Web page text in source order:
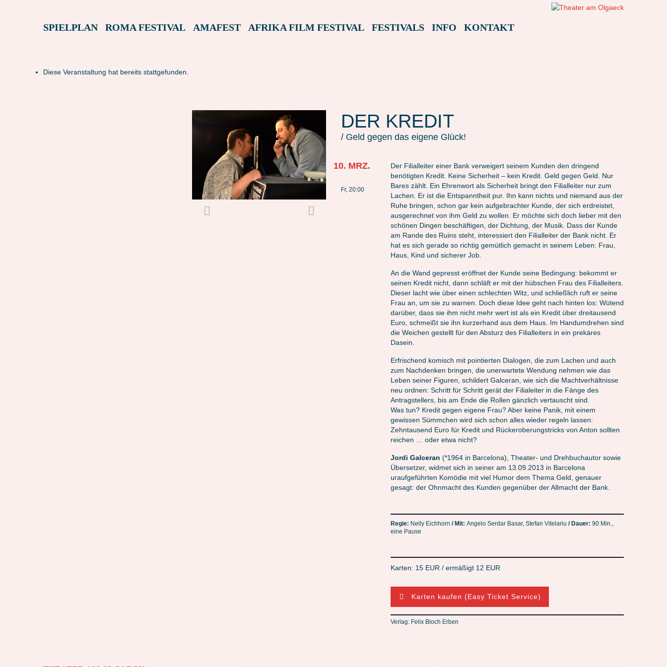
SPIELPLAN ROMA FESTIVAL AMAFEST AFRIKA FILM FESTIVAL FESTIVALS INFO KONTAKT
Diese Veranstaltung hat bereits stattgefunden.
DER KREDIT
/ Geld gegen das eigene Glück!
10. MRZ.
Fr, 20:00
Der Filialleiter einer Bank verweigert seinem Kunden den dringend
benötigten Kredit. Keine Sicherheit – kein Kredit. Geld gegen Geld. Nur
Bares zählt. Ein Ehrenwort als Sicherheit bringt den Filialleiter nur zum
Lachen. Er ist die Entspanntheit pur. Ihn kann nichts und niemand aus der
Ruhe bringen, schon gar kein aufgebrachter Kunde, der sich erdreistet,
ausgerechnet von ihm Geld zu wollen. Er möchte sich doch lieber mit den
schönen Dingen beschäftigen, der Dichtung, der Musik. Dass der Kunde
am Rande des Ruins steht, interessiert den Filialleiter der Bank nicht. Er
hat es sich gerade so richtig gemütlich gemacht in seinem Leben: Frau,
Haus, Kind und sicherer Job.
An die Wand gepresst eröffnet der Kunde seine Bedingung: bekommt er
seinen Kredit nicht, dann schläft er mit der hübschen Frau des Filialleiters.
Dieser lacht wie über einen schlechten Witz, und schließlich ruft er seine
Frau an, um sie zu warnen. Doch diese Idee geht nach hinten los: Wütend
darüber, dass sie ihm nicht mehr wert ist als ein Kredit über dreitausend
Euro, schmeißt sie ihn kurzerhand aus dem Haus. Im Handumdrehen sind
die Weichen gestellt für den Absturz des Filialleiters in ein prekäres
Dasein.
Erfrischend komisch mit pointierten Dialogen, die zum Lachen und auch
zum Nachdenken bringen, die unerwartete Wendung nehmen wie das
Leben seiner Figuren, schildert Galceran, wie sich die Machtverhältnisse
neu ordnen: Schritt für Schritt gerät der Filialeiter in die Fänge des
Antragstellers, bis am Ende die Rollen gänzlich vertauscht sind.
Was tun? Kredit gegen eigene Frau? Aber keine Panik, mit einem
gewissen Sümmchen wird sich schon alles wieder regeln lassen:
Zehntausend Euro für Kredit und Rückeroberungstricks von Anton sollten
reichen … oder etwa nicht?
Jordi Galceran (*1964 in Barcelona), Theater- und Drehbuchautor sowie
Übersetzer, widmet sich in seiner am 13.09.2013 in Barcelona
uraufgeführten Komödie mit viel Humor dem Thema Geld, genauer
gesagt: der Ohnmacht des Kunden gegenüber der Allmacht der Bank.
Regie: Nelly Eichhorn / Mit: Angelo Serdar Basar, Stefan Vitelariu / Dauer: 90 Min.,
eine Pause
Karten: 15 EUR / ermäßigt 12 EUR
Karten kaufen (Easy Ticket Service)
Verlag: Felix Bloch Erben